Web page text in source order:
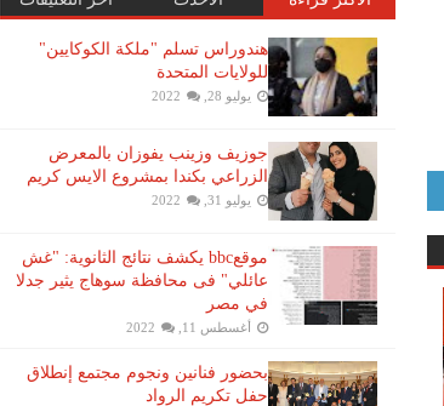
هندوراس تسلم "ملكة الكوكايين"
للولايات المتحدة
يوليو 28, 2022
جوزيف وزينب يفوزان بالمعرض
الزراعي بكندا بمشروع الايس كريم
يوليو 31, 2022
موقعbbc يكشف نتائج الثانوية: "غش
عائلي" فى محافظة سوهاج يثير جدلا
في مصر
أغسطس 11, 2022
بحضور فنانين ونجوم مجتمع إنطلاق
حفل تكريم الرواد